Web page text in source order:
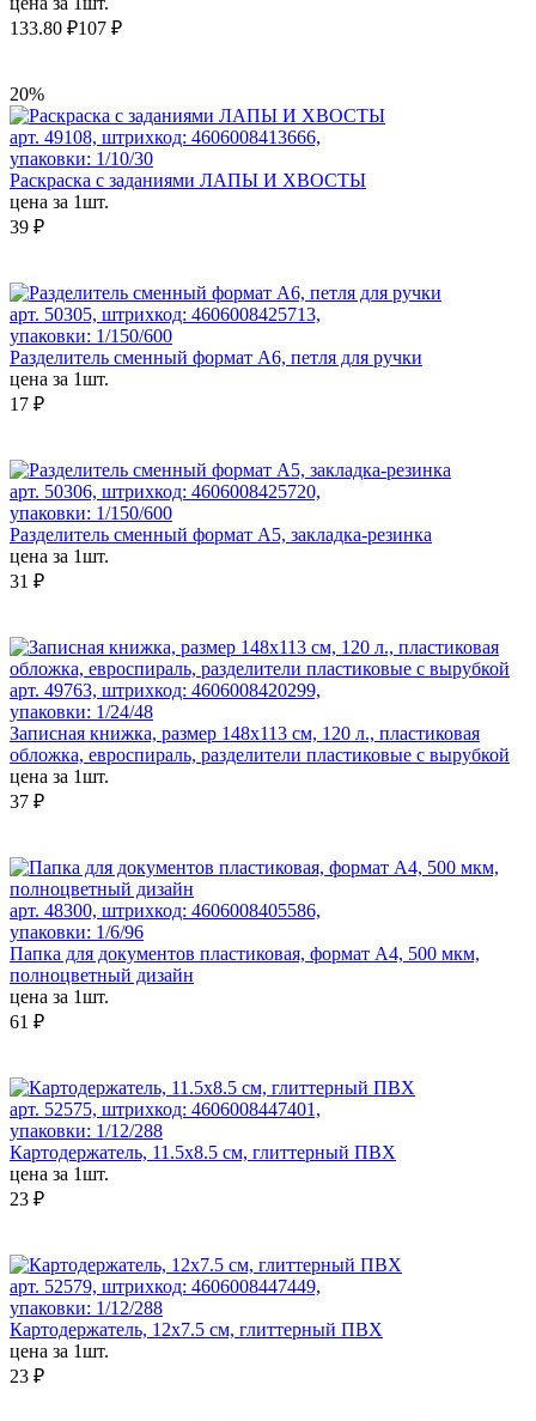
133.80 ₽107 ₽
20%
арт. 49108, штрихкод: 4606008413666,
упаковки: 1/10/30
Раскраска с заданиями ЛАПЫ И ХВОСТЫ
цена за 1шт.
39 ₽
арт. 50305, штрихкод: 4606008425713,
упаковки: 1/150/600
Разделитель сменный формат А6, петля для ручки
цена за 1шт.
17 ₽
арт. 50306, штрихкод: 4606008425720,
упаковки: 1/150/600
Разделитель сменный формат А5, закладка-резинка
цена за 1шт.
31 ₽
арт. 49763, штрихкод: 4606008420299,
упаковки: 1/24/48
Записная книжка, размер 148х113 см, 120 л., пластиковая
обложка, евроспираль, разделители пластиковые с вырубкой
цена за 1шт.
37 ₽
арт. 48300, штрихкод: 4606008405586,
упаковки: 1/6/96
Папка для документов пластиковая, формат А4, 500 мкм,
полноцветный дизайн
цена за 1шт.
61 ₽
арт. 52575, штрихкод: 4606008447401,
упаковки: 1/12/288
Картодержатель, 11.5x8.5 см, глиттерный ПВХ
цена за 1шт.
23 ₽
арт. 52579, штрихкод: 4606008447449,
упаковки: 1/12/288
Картодержатель, 12x7.5 см, глиттерный ПВХ
цена за 1шт.
23 ₽